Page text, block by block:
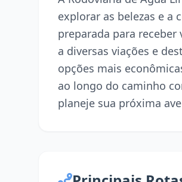
explorar as belezas e a
preparada para
a diversas viações e
opções mais
ao longo do caminho
planeje sua próxima